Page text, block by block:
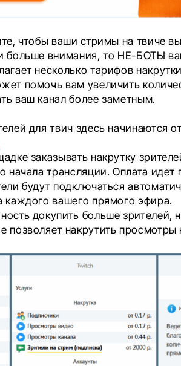
чтобы ваши стримы на твиче
больше внимания, то НЕ-БОТЫ
несколько тарифов
помочь вам увеличить
ваш канал более заметным.
для твич здесь начинаются
заказывать накрутку
начала трансляции. Оплата идет
будут подключаться
каждого вашего прямого эфира.
докупить больше зрителей,
позволяет накрутить